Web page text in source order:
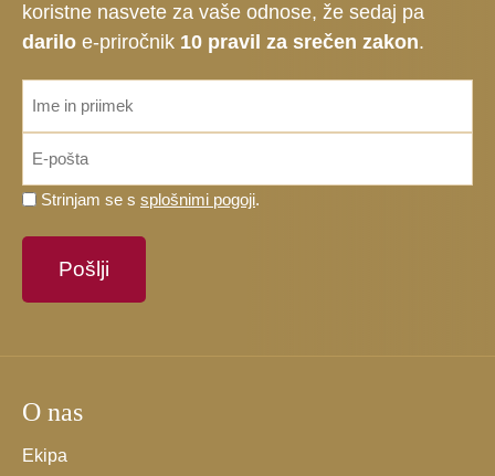
koristne nasvete za vaše odnose, že sedaj pa
darilo e-priročnik 10 pravil za srečen zakon.
Prosimo,
strinjate
*
Strinjam se s splošnimi pogoji.
O nas
Ekipa